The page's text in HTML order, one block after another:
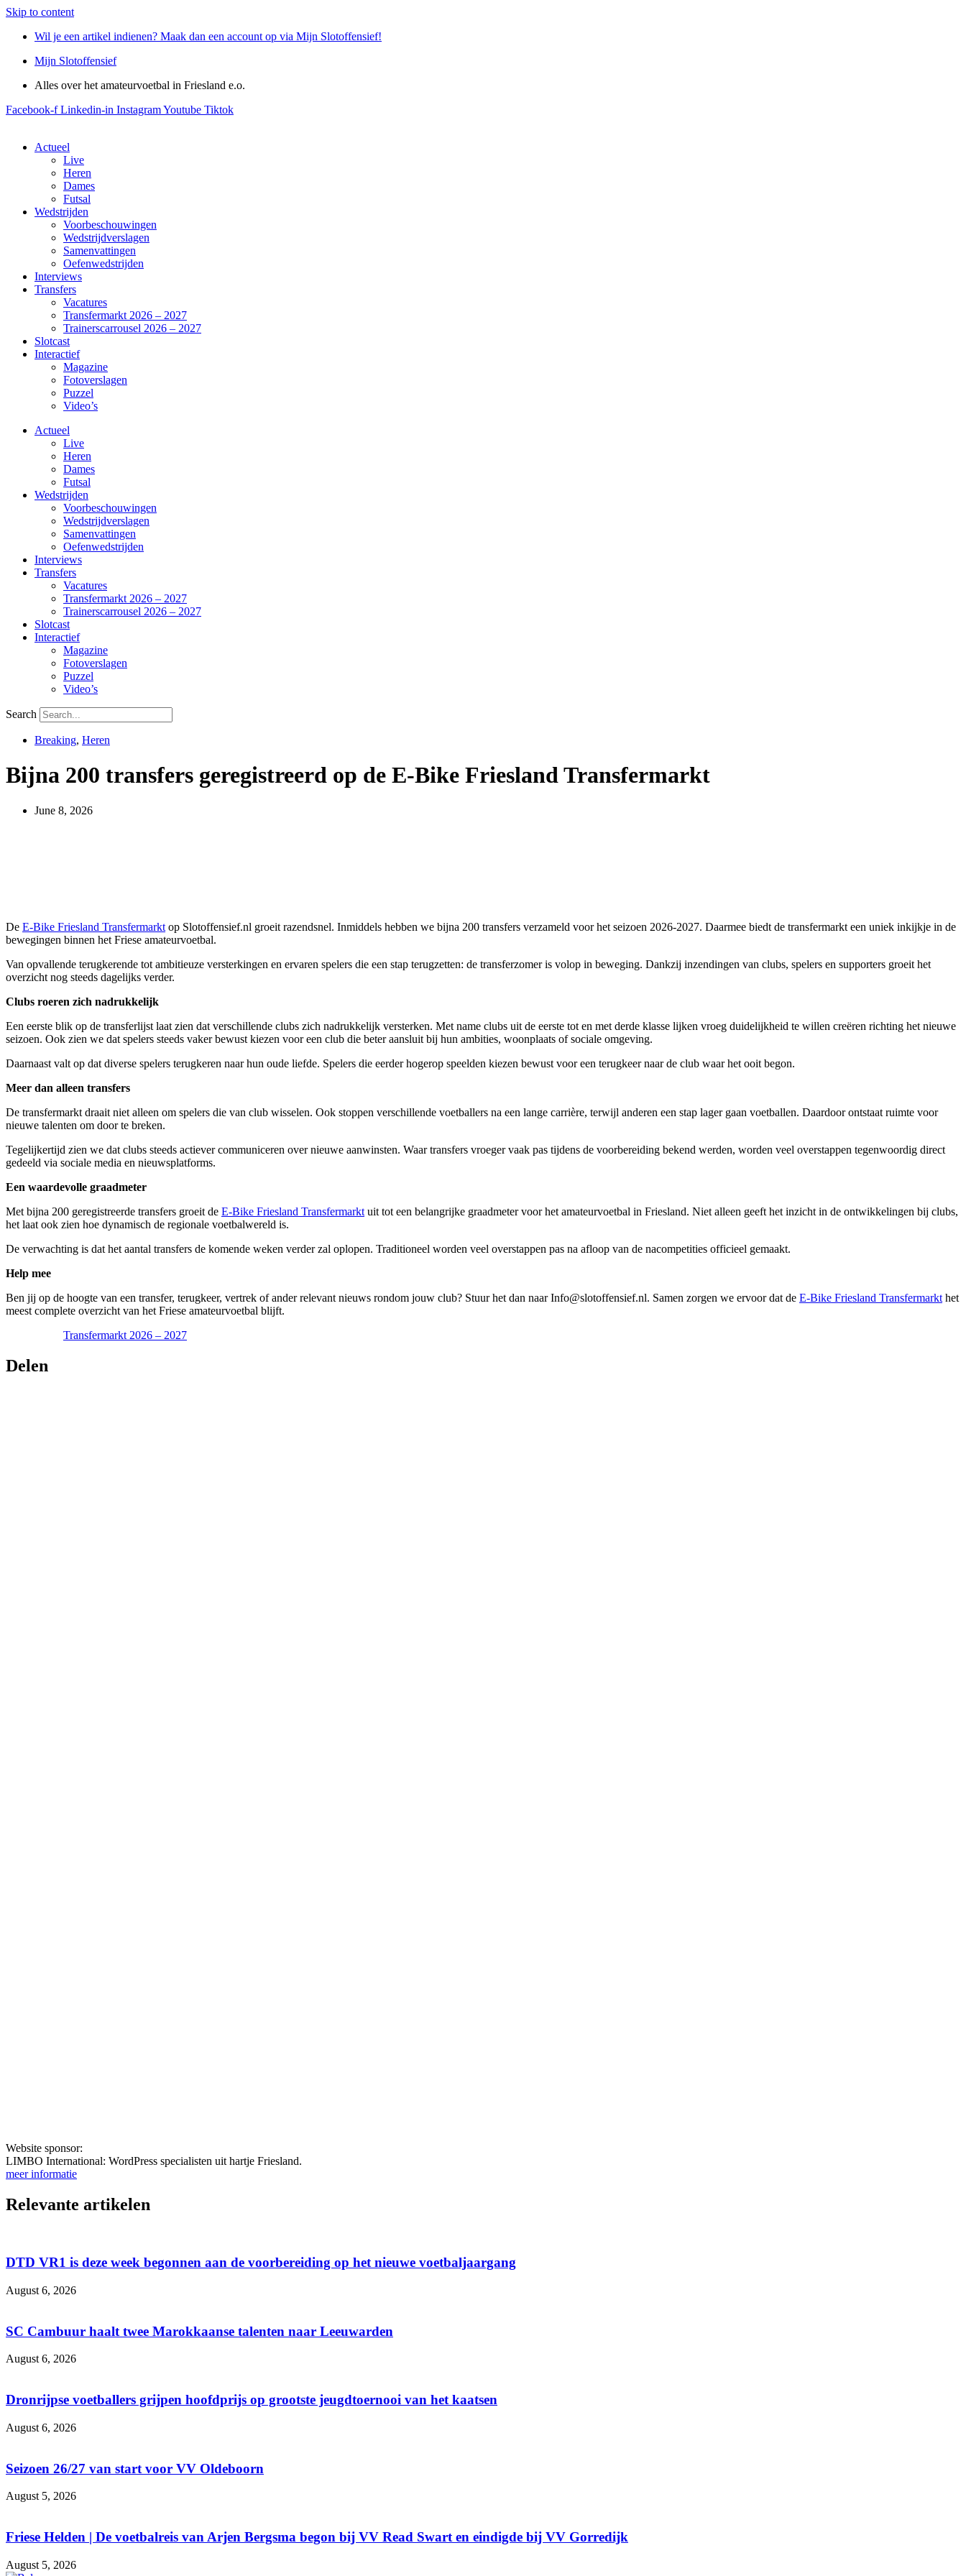
Skip to content
Wil je een artikel indienen? Maak dan een account op via Mijn Slotoffensief!
Mijn Slotoffensief
Alles over het amateurvoetbal in Friesland e.o.
Facebook-f Linkedin-in InstagramYoutube Tiktok
Actueel
Live
Heren
Dames
Futsal
Wedstrijden
Voorbeschouwingen
Wedstrijdverslagen
Samenvattingen
Oefenwedstrijden
Interviews
Transfers
Vacatures
Transfermarkt 2026 – 2027
Trainerscarrousel 2026 – 2027
Slotcast
Interactief
Magazine
Fotoverslagen
Puzzel
Video’s
Actueel
Live
Heren
Dames
Futsal
Wedstrijden
Voorbeschouwingen
Wedstrijdverslagen
Samenvattingen
Oefenwedstrijden
Interviews
Transfers
Vacatures
Transfermarkt 2026 – 2027
Trainerscarrousel 2026 – 2027
Slotcast
Interactief
Magazine
Fotoverslagen
Puzzel
Video’s
Search
Breaking, Heren
Bijna 200 transfers geregistreerd op de E-Bike Friesland Transfermarkt
June 8, 2026
De E-Bike Friesland Transfermarkt op Slotoffensief.nl groeit razendsnel. Inmiddels hebben we bijna 200 transfers verzameld voor het seizoen 2026-2027. Daarmee biedt de transfermarkt een uniek inkijkje in de
bewegingen binnen het Friese amateurvoetbal.
Van opvallende terugkerende tot ambitieuze versterkingen en ervaren spelers die een stap terugzetten: de transferzomer is volop in beweging. Dankzij inzendingen van clubs, spelers en supporters groeit het
overzicht nog steeds dagelijks verder.
Clubs roeren zich nadrukkelijk
Een eerste blik op de transferlijst laat zien dat verschillende clubs zich nadrukkelijk versterken. Met name clubs uit de eerste tot en met derde klasse lijken vroeg duidelijkheid te willen creëren richting het nieuwe
seizoen. Ook zien we dat spelers steeds vaker bewust kiezen voor een club die beter aansluit bij hun ambities, woonplaats of sociale omgeving.
Daarnaast valt op dat diverse spelers terugkeren naar hun oude liefde. Spelers die eerder hogerop speelden kiezen bewust voor een terugkeer naar de club waar het ooit begon.
Meer dan alleen transfers
De transfermarkt draait niet alleen om spelers die van club wisselen. Ook stoppen verschillende voetballers na een lange carrière, terwijl anderen een stap lager gaan voetballen. Daardoor ontstaat ruimte voor
nieuwe talenten om door te breken.
Tegelijkertijd zien we dat clubs steeds actiever communiceren over nieuwe aanwinsten. Waar transfers vroeger vaak pas tijdens de voorbereiding bekend werden, worden veel overstappen tegenwoordig direct
gedeeld via sociale media en nieuwsplatforms.
Een waardevolle graadmeter
Met bijna 200 geregistreerde transfers groeit de E-Bike Friesland Transfermarkt uit tot een belangrijke graadmeter voor het amateurvoetbal in Friesland. Niet alleen geeft het inzicht in de ontwikkelingen bij clubs,
het laat ook zien hoe dynamisch de regionale voetbalwereld is.
De verwachting is dat het aantal transfers de komende weken verder zal oplopen. Traditioneel worden veel overstappen pas na afloop van de nacompetities officieel gemaakt.
Help mee
Ben jij op de hoogte van een transfer, terugkeer, vertrek of ander relevant nieuws rondom jouw club? Stuur het dan naar Info@slotoffensief.nl. Samen zorgen we ervoor dat de E-Bike Friesland Transfermarkt het
meest complete overzicht van het Friese amateurvoetbal blijft.
Transfermarkt 2026 – 2027
Delen
Website sponsor:
LIMBO International: WordPress specialisten uit hartje Friesland.
meer informatie
Relevante artikelen
DTD VR1 is deze week begonnen aan de voorbereiding op het nieuwe voetbaljaargang
August 6, 2026
SC Cambuur haalt twee Marokkaanse talenten naar Leeuwarden
August 6, 2026
Dronrijpse voetballers grijpen hoofdprijs op grootste jeugdtoernooi van het kaatsen
August 6, 2026
Seizoen 26/27 van start voor VV Oldeboorn
August 5, 2026
Friese Helden | De voetbalreis van Arjen Bergsma begon bij VV Read Swart en eindigde bij VV Gorredijk
August 5, 2026